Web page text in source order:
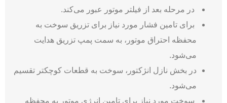
در مرحله بعد از فیلتر موتور عبور می‌کند.
برای تامین فشار مورد نیاز برای تزریق سوخت به
محفظه احتراق موتور، به سمت پمپ تزریق هدایت
می‌شود.
در بخش نازل انژکتور، سوخت به قطعات کوچکتر تقسیم
می‌شود.
سوخت مورد نیاز برای تامین انرژی موتور به محفظه